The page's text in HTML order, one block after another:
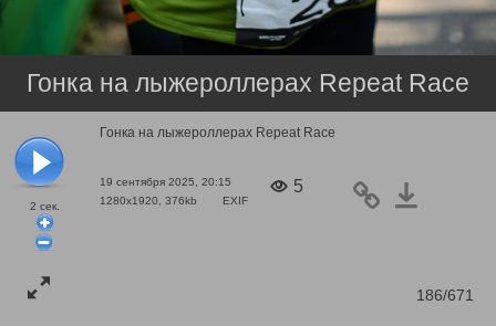
2 сек.
Гонка на лыжероллерах Repeat Race
19 сентября 2025, 20:15
1280x1920, 376kb
EXIF
5
186/671
Гонка на лыжероллерах Repeat Race